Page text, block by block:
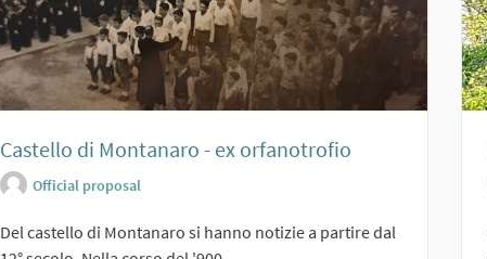
Castello di Montanaro - ex orfanotrofio
Official proposal
Del castello di Montanaro si hanno notizie a partire dal